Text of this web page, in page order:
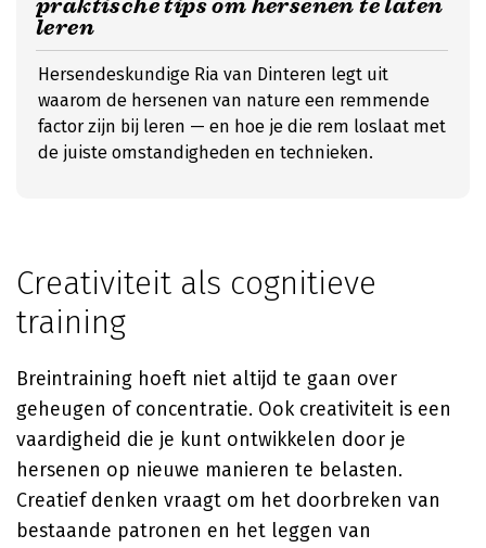
praktische tips om hersenen te laten
leren
Hersendeskundige Ria van Dinteren legt uit
waarom de hersenen van nature een remmende
factor zijn bij leren — en hoe je die rem loslaat met
de juiste omstandigheden en technieken.
Creativiteit als cognitieve
training
Breintraining hoeft niet altijd te gaan over
geheugen of concentratie. Ook creativiteit is een
vaardigheid die je kunt ontwikkelen door je
hersenen op nieuwe manieren te belasten.
Creatief denken vraagt om het doorbreken van
bestaande patronen en het leggen van